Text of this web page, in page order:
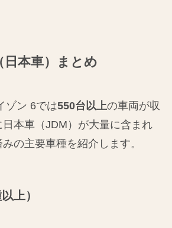
日本車）まとめ
ゾン 6では550台以上の車両が収
本車（JDM）が大量に含まれ
の主要車種を紹介します。
上）